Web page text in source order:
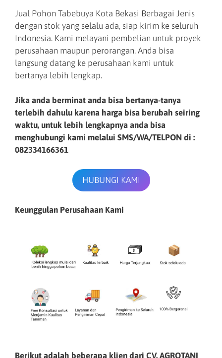
Jual Pohon Tabebuya Kota Bekasi Berbagai Jenis
dengan stok yang selalu ada, siap kirim ke seluruh
Indonesia. Kami melayani pembelian untuk proyek
perusahaan maupun perorangan. Anda bisa
langsung datang ke perusahaan kami untuk
bertanya lebih lengkap.
Jika anda berminat anda bisa bertanya-tanya
terlebih dahulu karena harga bisa berubah seiring
waktu, untuk lebih lengkapnya anda bisa
menghubungi kami melalui SMS/WA/TELPON di :
082334166361
HUBUNGI KAMI
Keunggulan Perusahaan Kami
Berikut adalah beberapa klien dari CV. AGROTANI